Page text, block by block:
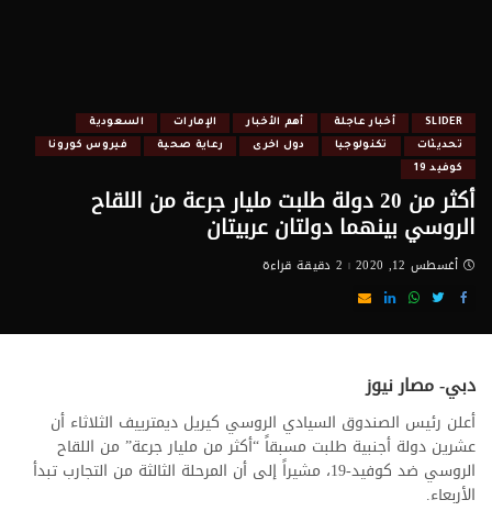
SLIDER أخبار عاجلة أهم الأخبار الإمارات
السعودية
تحديثات
تكنولوجيا دول اخرى رعاية صحية
فيروس كورونا
كوفيد 19
أكثر من 20 دولة طلبت مليار جرعة من اللقاح
الروسي بينهما دولتان عربيتان
أغسطس 12, 2020 2 دقيقة قراءة
دبي- مصار نيوز
أعلن رئيس الصندوق السيادي الروسي كيريل ديمترييف الثلاثاء أن
عشرين دولة أجنبية طلبت مسبقاً “أكثر من مليار جرعة” من اللقاح
الروسي ضد كوفيد-19، مشيراً إلى أن المرحلة الثالثة من التجارب تبدأ
الأربعاء.